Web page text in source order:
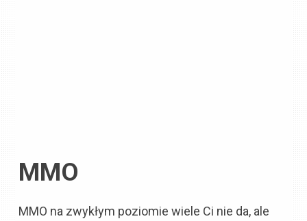
MMO
MMO na zwykłym poziomie wiele Ci nie da, ale